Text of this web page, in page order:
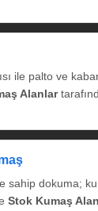
ile palto ve
Alanlar
sahip dokuma;
Stok Kumaş